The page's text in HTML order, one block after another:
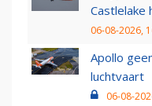
Castlelake
06-08-2026,
Apollo
luchtvaart
06-08-